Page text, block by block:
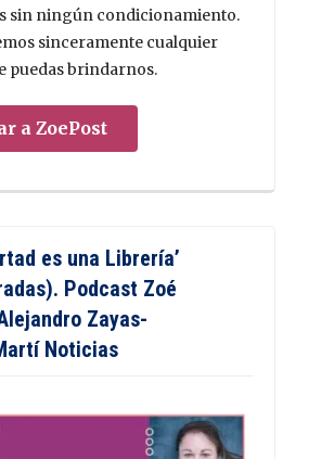
sin ningún condicionamiento.
sinceramente cualquier
puedas brindarnos.
a ZoePost
es una Librería’
Podcast Zoé
Zayas-
Noticias